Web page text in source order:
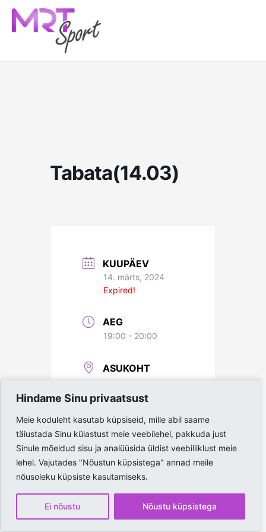
Hindame Sinu privaatsust
Meie koduleht kasutab küpsiseid, mille abil saame
täiustada Sinu külastust meie veebilehel, pakkuda just
Sinule mõeldud sisu ja analüüsida üldist veebiliiklust meie
lehel. Vajutades "Nõustun küpsistega" annad meile
nõusoleku küpsiste kasutamiseks.
Ei nõustu Nõustu küpsistega
content
Tabata(14.03)
KUUPÄEV
14. märts, 2024
Expired!
AEG
19:00 - 20:00
ASUKOHT